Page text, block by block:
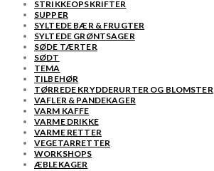
STRIKKEOPSKRIFTER
SUPPER
SYLTEDE BÆR & FRUGTER
SYLTEDE GRØNTSAGER
SØDE TÆRTER
SØDT
TEMA
TILBEHØR
TØRREDE KRYDDERURTER OG BLOMSTER
VAFLER & PANDEKAGER
VARM KAFFE
VARME DRIKKE
VARME RETTER
VEGETARRETTER
WORKSHOPS
ÆBLEKAGER